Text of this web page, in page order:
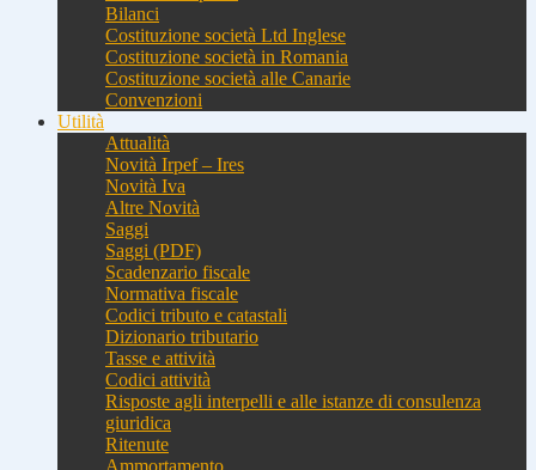
Bilanci
Costituzione società Ltd Inglese
Costituzione società in Romania
Costituzione società alle Canarie
Convenzioni
Utilità
Attualità
Novità Irpef – Ires
Novità Iva
Altre Novità
Saggi
Saggi (PDF)
Scadenzario fiscale
Normativa fiscale
Codici tributo e catastali
Dizionario tributario
Tasse e attività
Codici attività
Risposte agli interpelli e alle istanze di consulenza
giuridica
Ritenute
Ammortamento